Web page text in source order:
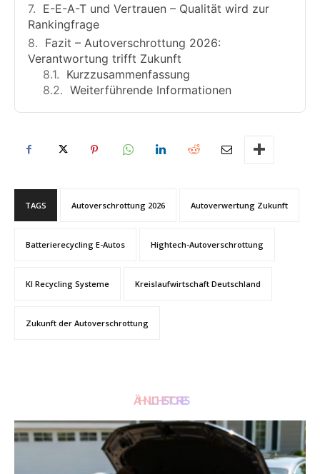
E-E-A-T und Vertrauen – Qualität wird zur
Rankingfrage
Fazit – Autoverschrottung 2026:
Verantwortung trifft Zukunft
Kurzzusammenfassung
Weiterführende Informationen
TAGS Autoverschrottung 2026 Autoverwertung Zukunft
Batterierecycling E-Autos Hightech-Autoverschrottung
KI Recycling Systeme Kreislaufwirtschaft Deutschland
Zukunft der Autoverschrottung
ÄHNLICHE STORIES